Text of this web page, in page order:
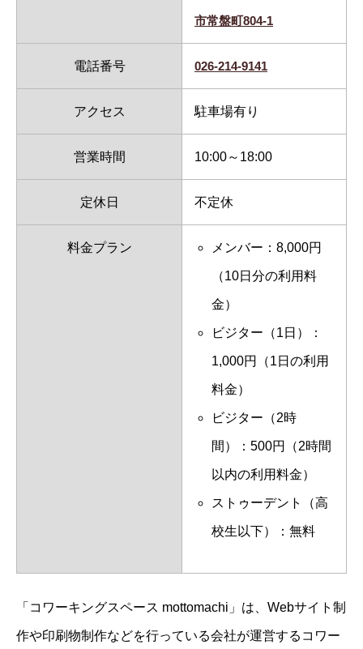
市常盤町804-1
電話番号 026-214-9141
アクセス 駐車場有り
営業時間 10:00～18:00
定休日 不定休
料金プラン メンバー：8,000円
（10日分の利用料
金）
ビジター（1日）：
1,000円（1日の利用
料金）
ビジター（2時
間）：500円（2時間
以内の利用料金）
ストゥーデント（高
校生以下）：無料
「コワーキングスペース mottomachi」は、Webサイト制
作や印刷物制作などを行っている会社が運営するコワー